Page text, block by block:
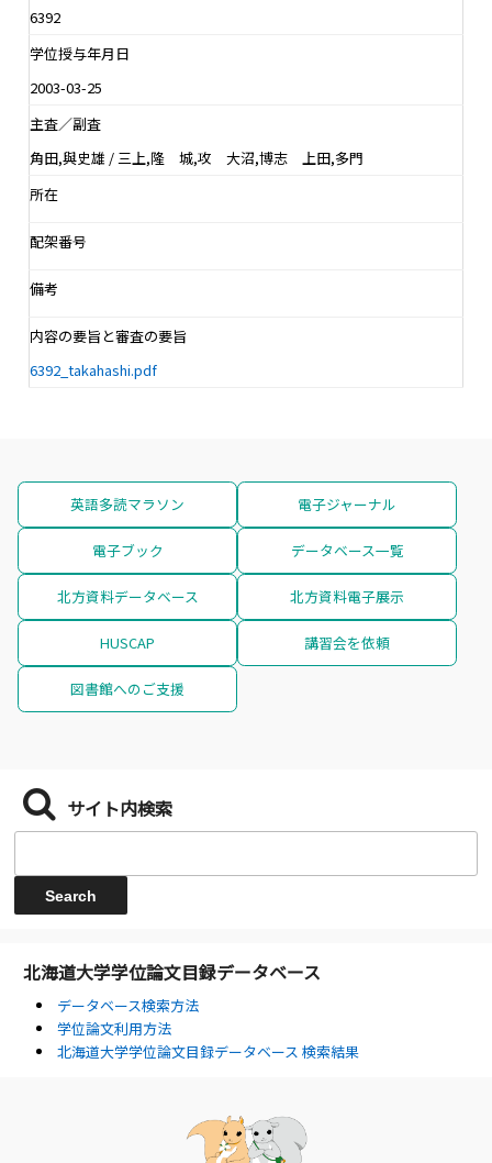
6392
学位授与年月日
2003-03-25
主査／副査
角田,與史雄 / 三上,隆 城,攻 大沼,博志 上田,多門
所在
配架番号
備考
内容の要旨と審査の要旨
6392_takahashi.pdf
英語多読マラソン 電子ジャーナル
電子ブック データベース一覧
北方資料データベース 北方資料電子展示
HUSCAP 講習会を依頼
図書館へのご支援
サイト内検索
北海道大学学位論文目録データベース
データベース検索方法
学位論文利用方法
北海道大学学位論文目録データベース 検索結果